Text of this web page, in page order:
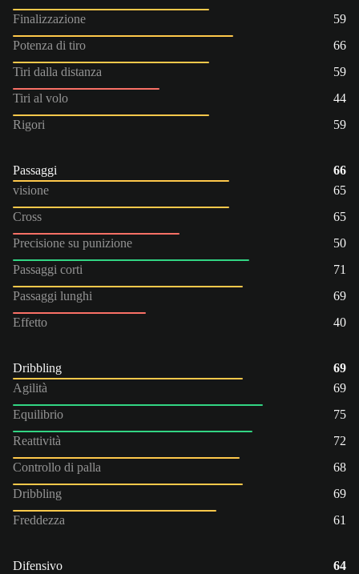
Finalizzazione
59
Potenza di tiro
66
Tiri dalla distanza
59
Tiri al volo
44
Rigori
59
Passaggi
66
visione
65
Cross
65
Precisione su punizione
50
Passaggi corti
71
Passaggi lunghi
69
Effetto
40
Dribbling
69
Agilità
69
Equilibrio
75
Reattività
72
Controllo di palla
68
Dribbling
69
Freddezza
61
Difensivo
64